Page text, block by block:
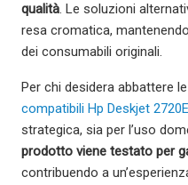
qualità. Le soluzioni
resa cromatica,
dei consumabili originali.
Per chi desidera abbattere
compatibili Hp Deskjet 2720E
strategica, sia per l’uso
prodotto viene testato per
contribuendo a